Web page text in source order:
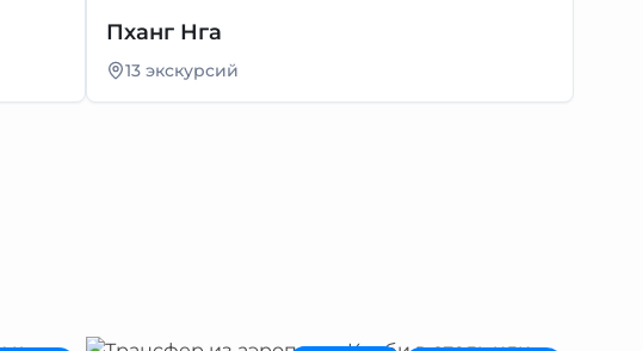
Пханг Нга
13 экскурсий